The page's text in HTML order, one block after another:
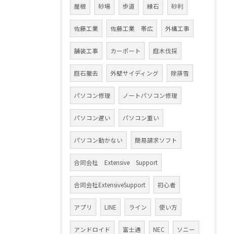
屋根 砂場 歩道 縁石 砂利
佐藤工業 佐藤工業 帯広 外構工事
舗装工事 カーポート 庭木伐採
庭石撤去 外壁サイディング 除排雪
パソコン修理 ノートパソコン修理
パソコン遅い パソコン重い
パソコン動かない 簡易請求ソフト
合同会社 Extensive Support
合同会社ExtensiveSupport 初心者
アプリ LINE ライン 使い方
アンドロイド 富士通 NEC ソニー